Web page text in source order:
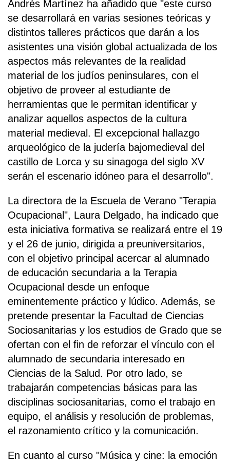
Andrés Martínez ha añadido que "este curso
se desarrollará en varias sesiones teóricas y
distintos talleres prácticos que darán a los
asistentes una visión global actualizada de los
aspectos más relevantes de la realidad
material de los judíos peninsulares, con el
objetivo de proveer al estudiante de
herramientas que le permitan identificar y
analizar aquellos aspectos de la cultura
material medieval. El excepcional hallazgo
arqueológico de la judería bajomedieval del
castillo de Lorca y su sinagoga del siglo XV
serán el escenario idóneo para el desarrollo".
La directora de la Escuela de Verano "Terapia
Ocupacional", Laura Delgado, ha indicado que
esta iniciativa formativa se realizará entre el 19
y el 26 de junio, dirigida a preuniversitarios,
con el objetivo principal acercar al alumnado
de educación secundaria a la Terapia
Ocupacional desde un enfoque
eminentemente práctico y lúdico. Además, se
pretende presentar la Facultad de Ciencias
Sociosanitarias y los estudios de Grado que se
ofertan con el fin de reforzar el vínculo con el
alumnado de secundaria interesado en
Ciencias de la Salud. Por otro lado, se
trabajarán competencias básicas para las
disciplinas sociosanitarias, como el trabajo en
equipo, el análisis y resolución de problemas,
el razonamiento crítico y la comunicación.
En cuanto al curso "Música y cine: la emoción